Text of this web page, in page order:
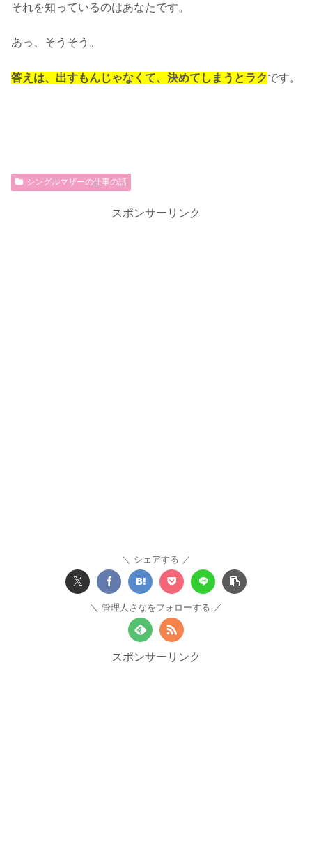
それを知っているのはあなたです。
あっ、そうそう。
答えは、出すもんじゃなくて、決めてしまうとラクです。
シングルマザーの仕事の話
スポンサーリンク
シェアする
管理人さなをフォローする
スポンサーリンク